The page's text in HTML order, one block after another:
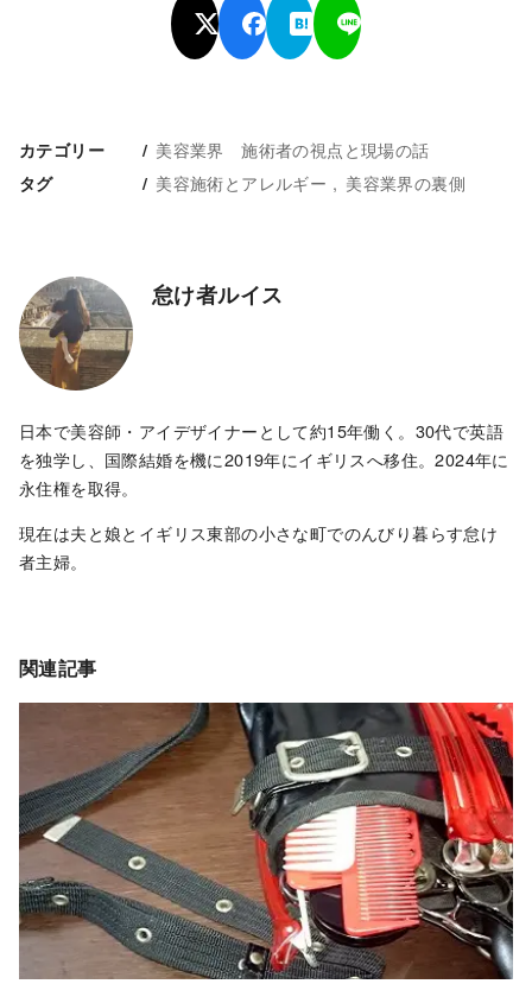
カテゴリー 美容業界 施術者の視点と現場の話
タグ 美容施術とアレルギー 美容業界の裏側
怠け者ルイス
日本で美容師・アイデザイナーとして約15年働く。30代で英語
を独学し、国際結婚を機に2019年にイギリスへ移住。2024年に
永住権を取得。
現在は夫と娘とイギリス東部の小さな町でのんびり暮らす怠け
者主婦。
関連記事